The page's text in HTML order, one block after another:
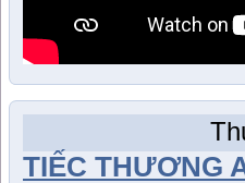
TIẾC THƯƠNG